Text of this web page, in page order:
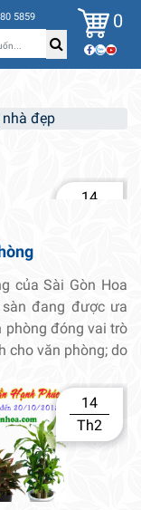
5859 0
đẹp
14
của Sài Gòn Hoa
đang được ưa
phòng đóng vai trò
cho văn phòng; do
14
Th2